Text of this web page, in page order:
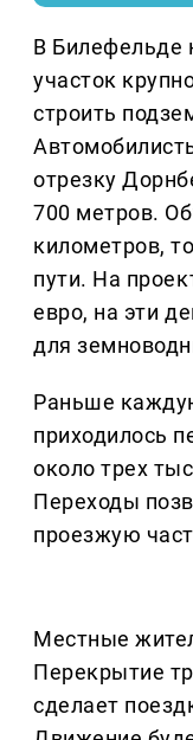
В Билефельде
участок
строить
отрезку
700 метров.
километров,
пути. На
евро, на эти
для
Раньше
приходилось
около трех
Переходы
проезжую
Местные
Перекрытие
сделает